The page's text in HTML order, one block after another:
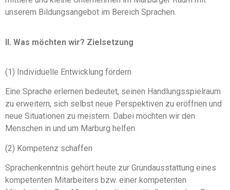
unserem Bildungsangebot im Bereich Sprachen.
II. Was möchten wir? Zielsetzung
(1) Individuelle Entwicklung fördern
Eine Sprache erlernen bedeutet, seinen Handlungsspielraum
zu erweitern, sich selbst neue Perspektiven zu eröffnen und
neue Situationen zu meistern. Dabei möchten wir den
Menschen in und um Marburg helfen.
(2) Kompetenz schaffen
Sprachenkenntnis gehört heute zur Grundausstattung eines
kompetenten Mitarbeiters bzw. einer kompetenten